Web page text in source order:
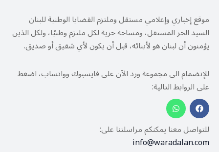
موقع إخباري وإعلامي مستقل وملتزم القضايا الوطنية للبنان
السيد الحر المستقل، ومساحة حرية لكل ملتزم وطنيًا، ولكل الذين
يؤمنون أن لبنان هو لأبنائه، قبل أن يكون لأي شقيق أو صديق.
للإنضمام الى مجموعة ورد الآن على فايسبوك وواتساب، اضغط
على الروابط التالية:
للتواصل معنا يمكنكم مراسلتنا على:
info@waradalan.com